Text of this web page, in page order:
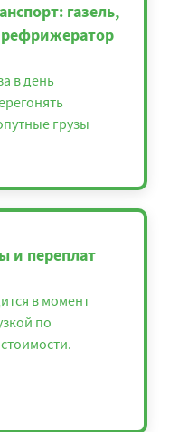
газель,
в день
грузы
и переплат
в момент
по